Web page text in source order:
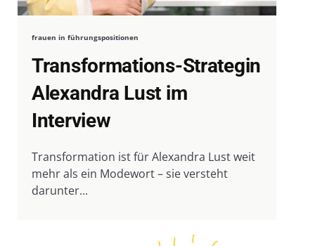
frauen in führungspositionen
Transformations-Strategin
Alexandra Lust im
Interview
Transformation ist für Alexandra Lust weit
mehr als ein Modewort – sie versteht
darunter...